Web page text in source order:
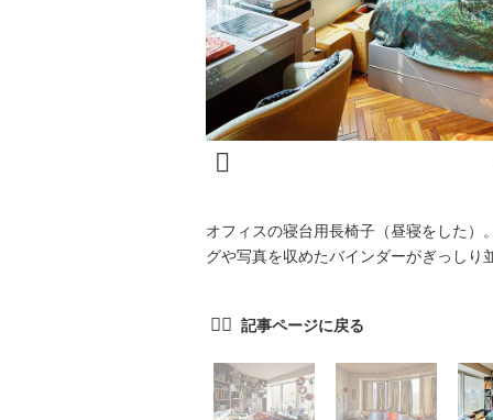
オフィスの寝台用長椅子（昼寝をした）
グや写真を収めたバインダーがぎっしり